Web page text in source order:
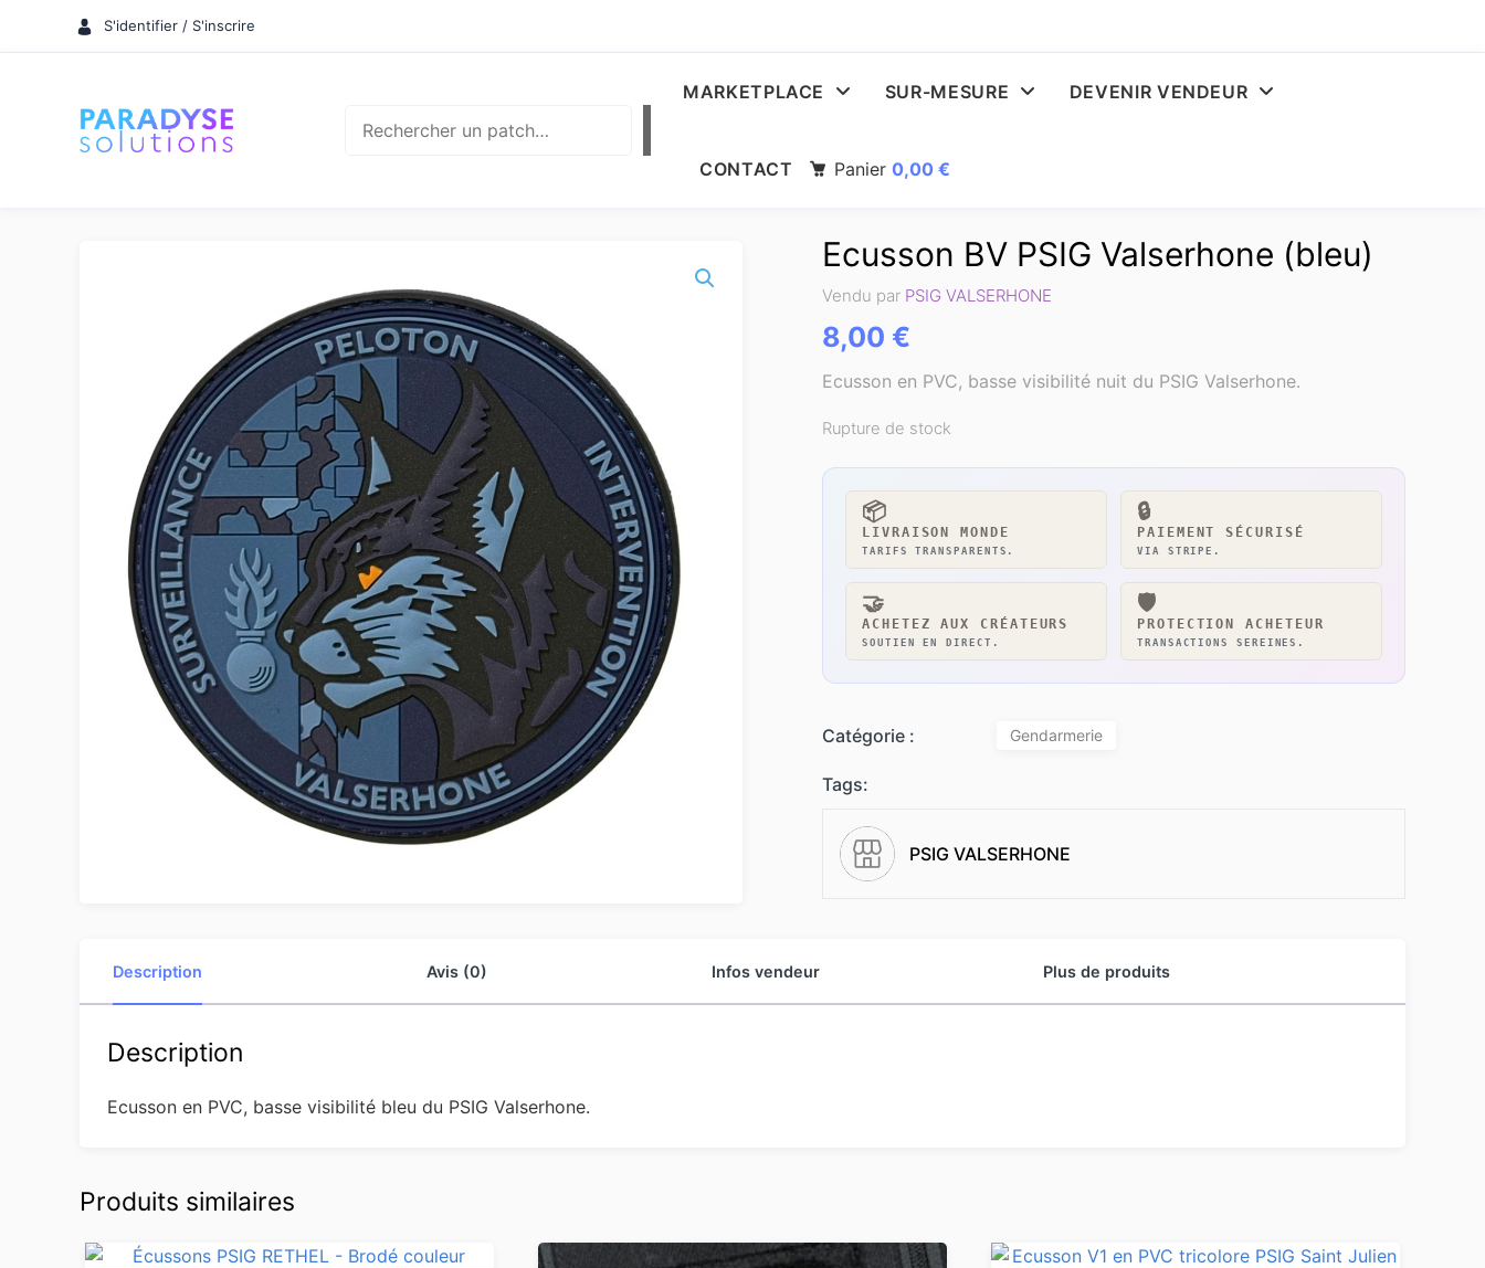
S'identifier / S'inscrire
MARKETPLACE SUR-MESURE DEVENIR VENDEUR
CONTACT Panier 0,00 €
Ecusson BV PSIG Valserhone (bleu)
Vendu par PSIG VALSERHONE
8,00 €
Ecusson en PVC, basse visibilité nuit du PSIG Valserhone.
Rupture de stock
📦
LIVRAISON MONDE
TARIFS TRANSPARENTS.
🔒
PAIEMENT SÉCURISÉ
VIA STRIPE.
🤝
ACHETEZ AUX CRÉATEURS
SOUTIEN EN DIRECT.
🛡️
PROTECTION ACHETEUR
TRANSACTIONS SEREINES.
Catégorie : Gendarmerie
Tags:
PSIG VALSERHONE
Description Avis (0) Infos vendeur Plus de produits
Description
Ecusson en PVC, basse visibilité bleu du PSIG Valserhone.
Produits similaires